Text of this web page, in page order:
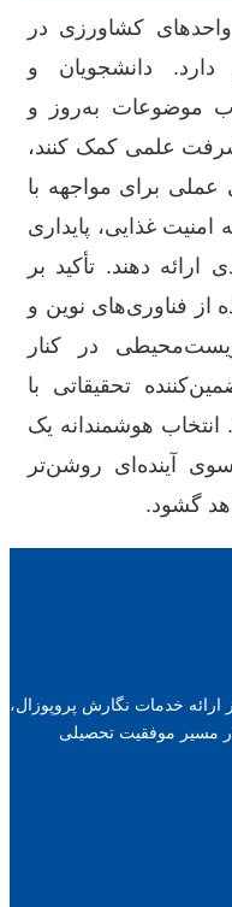
کشاورزی در
دارد. دانشجویان و
موضوعات به‌روز و
علمی کمک کنند،
عملی برای مواجهه با
غذایی، پایداری
دهند. تأکید بر
از فناوری‌های نوین و
در کنار
تحقیقاتی با
انتخاب هوشمندانه یک
سوی آینده‌ای روشن‌تر
گشود.
خدمات نگارش پروپوزال،
در مسیر موفقیت تحصیلی